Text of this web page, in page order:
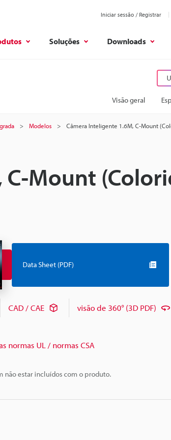
Iniciar sessão / Registrar
Soluções Downloads
Visão geral
Modelos Câmera Inteligente 1.6M, C-Mount
Mount
não estar incluídos com o produto.
Data Sheet (PDF)
CAD / CAE visão de 360° (3D PDF)
normas UL / normas CSA